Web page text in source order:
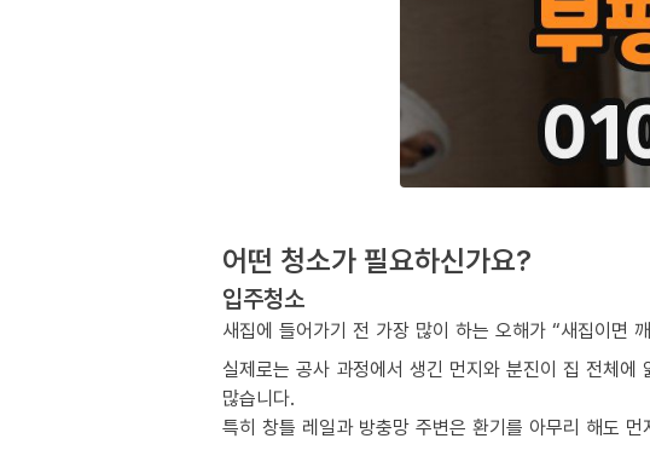
어떤 청소가 필요하신가요?
입주청소
새집에 들어가기 전 가장 많이 하는 오해가 “새집이면
실제로는 공사 과정에서 생긴 먼지와 분진이 집 전체에
많습니다.
특히 창틀 레일과 방충망 주변은 환기를 아무리 해도